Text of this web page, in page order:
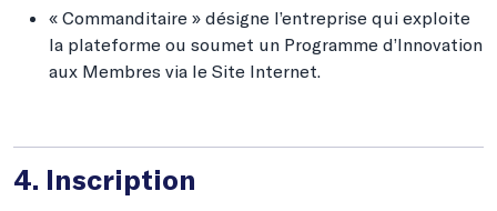
« Commanditaire » désigne l’entreprise qui exploite
la plateforme ou soumet un Programme d’Innovation
aux Membres via le Site Internet.
4. Inscription